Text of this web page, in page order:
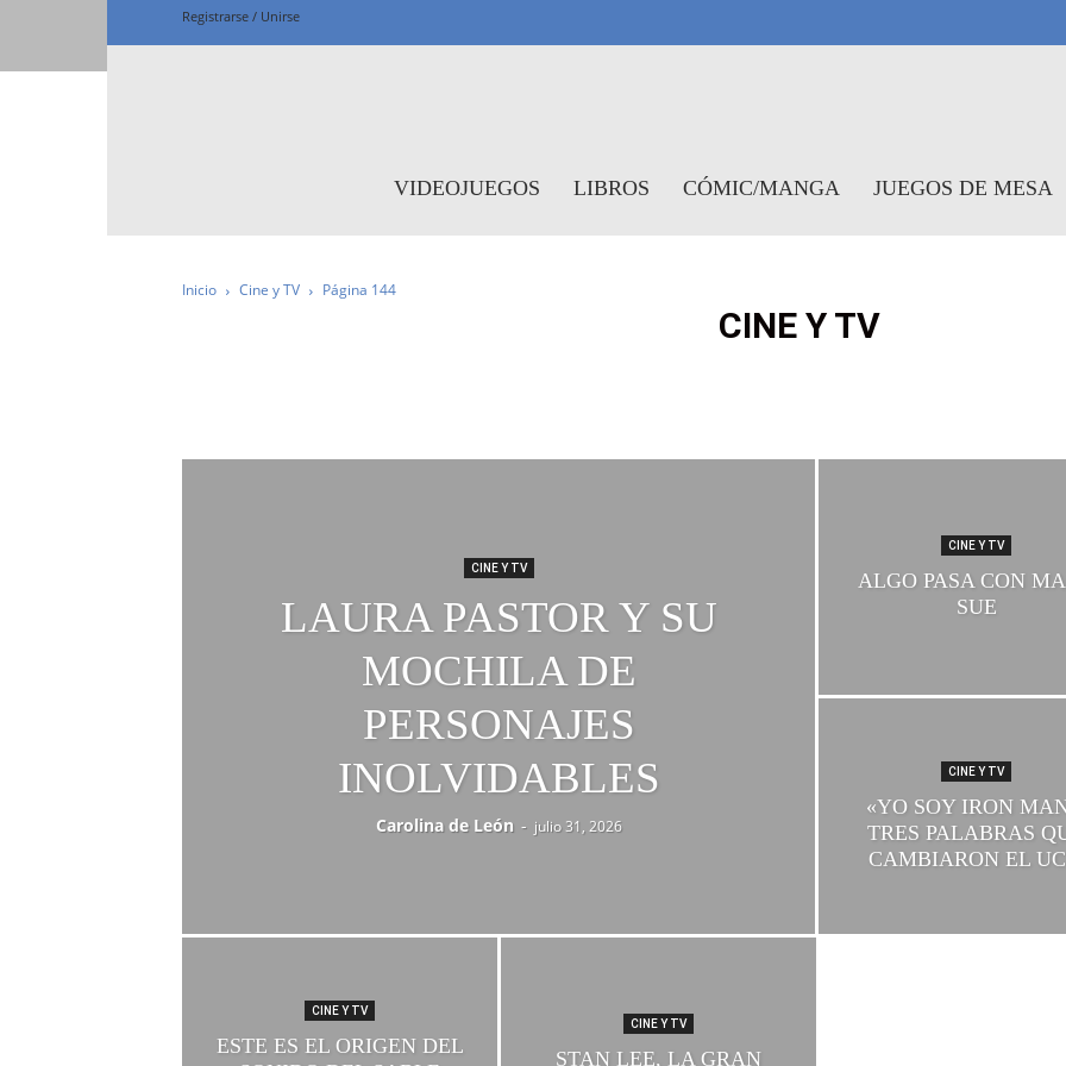
Registrarse / Unirse
VIDEOJUEGOS LIBROS CÓMIC/MANGA JUEGOS DE MESA
Inicio Cine y TV Página 144
CINE Y TV
CINE Y TV
LAURA PASTOR Y SU
MOCHILA DE
PERSONAJES
INOLVIDABLES
Carolina de León - julio 31, 2026
CINE Y TV
ALGO PASA CON
SUE
CINE Y TV
«YO SOY IRON
TRES PALABRAS
CAMBIARON EL
CINE Y TV
ESTE ES EL ORIGEN DEL
CINE Y TV
STAN LEE, LA GRAN